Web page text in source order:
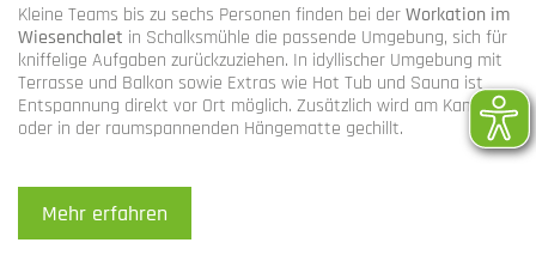
Kleine Teams bis zu sechs Personen finden bei derWorkation im
Wiesenchalet in Schalksmühle die passende Umgebung, sich für
kniffelige Aufgaben zurückzuziehen. In idyllischer Umgebung mit
Terrasse und Balkon sowie Extras wie Hot Tub und Sauna ist
Entspannung direkt vor Ort möglich. Zusätzlich wird am Kamin
oder in der raumspannenden Hängematte gechillt.
Mehr erfahren